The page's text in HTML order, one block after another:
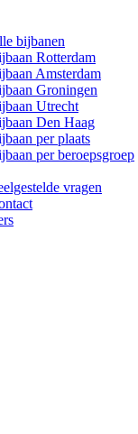
bijbanen
Rotterdam
Amsterdam
Groningen
Utrecht
Den Haag
per plaats
per beroepsgroep
vragen